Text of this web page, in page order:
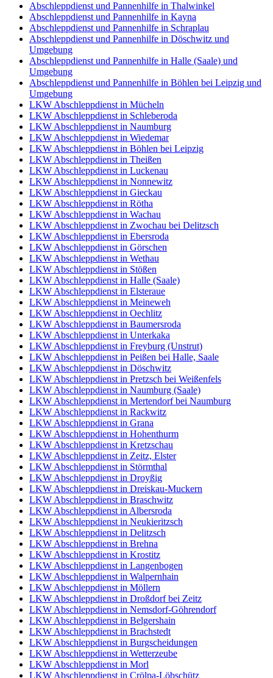
Abschleppdienst und Pannenhilfe in Thalwinkel
Abschleppdienst und Pannenhilfe in Kayna
Abschleppdienst und Pannenhilfe in Schraplau
Abschleppdienst und Pannenhilfe in Döschwitz und
Umgebung
Abschleppdienst und Pannenhilfe in Halle (Saale) und
Umgebung
Abschleppdienst und Pannenhilfe in Böhlen bei Leipzig und
Umgebung
LKW Abschleppdienst in Mücheln
LKW Abschleppdienst in Schleberoda
LKW Abschleppdienst in Naumburg
LKW Abschleppdienst in Wiedemar
LKW Abschleppdienst in Böhlen bei Leipzig
LKW Abschleppdienst in Theißen
LKW Abschleppdienst in Luckenau
LKW Abschleppdienst in Nonnewitz
LKW Abschleppdienst in Gieckau
LKW Abschleppdienst in Rötha
LKW Abschleppdienst in Wachau
LKW Abschleppdienst in Zwochau bei Delitzsch
LKW Abschleppdienst in Ebersroda
LKW Abschleppdienst in Görschen
LKW Abschleppdienst in Wethau
LKW Abschleppdienst in Stößen
LKW Abschleppdienst in Halle (Saale)
LKW Abschleppdienst in Elsteraue
LKW Abschleppdienst in Meineweh
LKW Abschleppdienst in Oechlitz
LKW Abschleppdienst in Baumersroda
LKW Abschleppdienst in Unterkaka
LKW Abschleppdienst in Freyburg (Unstrut)
LKW Abschleppdienst in Peißen bei Halle, Saale
LKW Abschleppdienst in Döschwitz
LKW Abschleppdienst in Pretzsch bei Weißenfels
LKW Abschleppdienst in Naumburg (Saale)
LKW Abschleppdienst in Mertendorf bei Naumburg
LKW Abschleppdienst in Rackwitz
LKW Abschleppdienst in Grana
LKW Abschleppdienst in Hohenthurm
LKW Abschleppdienst in Kretzschau
LKW Abschleppdienst in Zeitz, Elster
LKW Abschleppdienst in Störmthal
LKW Abschleppdienst in Droyßig
LKW Abschleppdienst in Dreiskau-Muckern
LKW Abschleppdienst in Braschwitz
LKW Abschleppdienst in Albersroda
LKW Abschleppdienst in Neukieritzsch
LKW Abschleppdienst in Delitzsch
LKW Abschleppdienst in Brehna
LKW Abschleppdienst in Krostitz
LKW Abschleppdienst in Langenbogen
LKW Abschleppdienst in Walpernhain
LKW Abschleppdienst in Möllern
LKW Abschleppdienst in Droßdorf bei Zeitz
LKW Abschleppdienst in Nemsdorf-Göhrendorf
LKW Abschleppdienst in Belgershain
LKW Abschleppdienst in Brachstedt
LKW Abschleppdienst in Burgscheidungen
LKW Abschleppdienst in Wetterzeube
LKW Abschleppdienst in Morl
LKW Abschleppdienst in Crölpa-Löbschütz